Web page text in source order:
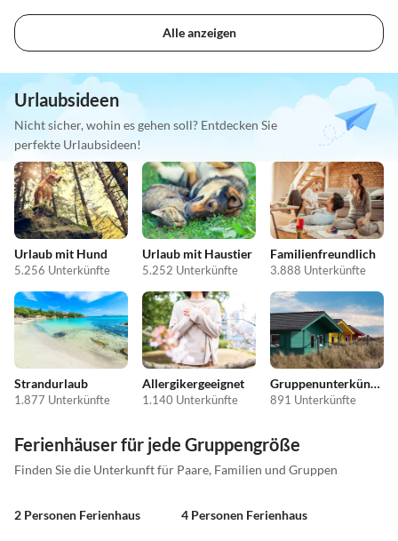
Alle anzeigen
Urlaubsideen
Nicht sicher, wohin es gehen soll? Entdecken Sie
perfekte Urlaubsideen!
Urlaub mit Hund
5.256 Unterkünfte
Urlaub mit Haustier
5.252 Unterkünfte
Familienfreundlich
3.888 Unterkünfte
Strandurlaub
1.877 Unterkünfte
Allergikergeeignet
1.140 Unterkünfte
Gruppenunterkünfte
891 Unterkünfte
Ferienhäuser für jede Gruppengröße
Finden Sie die Unterkunft für Paare, Familien und Gruppen
2 Personen Ferienhaus 4 Personen Ferienhaus